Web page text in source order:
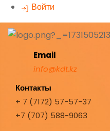
Войти
Email
info@kdt.kz
Контакты
+ 7 (7172) 57-57-37
+7 (707) 588-9063